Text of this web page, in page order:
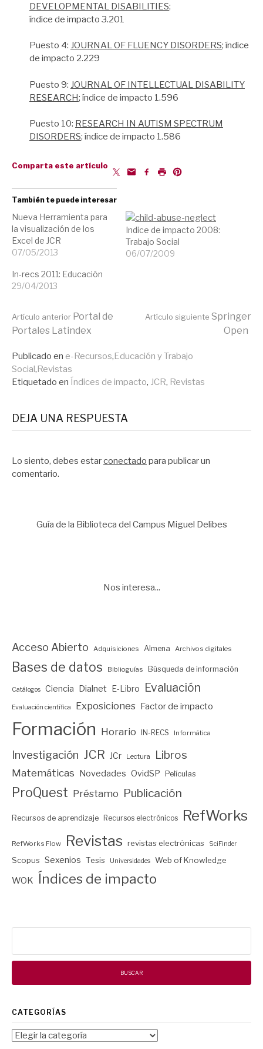
DEVELOPMENTAL DISABILITIES;
índice de impacto 3.201
Puesto 4: JOURNAL OF FLUENCY DISORDERS; índice
de impacto 2.229
Puesto 9: JOURNAL OF INTELLECTUAL DISABILITY
RESEARCH; índice de impacto 1.596
Puesto 10: RESEARCH IN AUTISM SPECTRUM
DISORDERS; índice de impacto 1.586
Comparta este artículo
También te puede interesar
Nueva Herramienta para
la visualización de los
Excel de JCR
07/05/2013
Indice de impacto 2008:
Trabajo Social
06/07/2009
In-recs 2011: Educación
29/04/2013
Seguir
leyendo
Artículo anterior Portal de
Portales Latindex
Artículo siguiente Springer
Open
Publicado en e-Recursos,Educación y Trabajo
Social,Revistas
Etiquetado en Índices de impacto, JCR, Revistas
DEJA UNA RESPUESTA
Lo siento, debes estarconectado para publicar un
comentario.
Guía de la Biblioteca del Campus Miguel Delibes
Nos interesa...
Acceso Abierto Adquisiciones Almena Archivos digitales
Bases de datos Biblioguías Búsqueda de información
Catálogos Ciencia Dialnet E-Libro Evaluación
Evaluación científica Exposiciones Factor de impacto
Formación Horario IN-RECS Informática
Investigación JCR JCr Lectura Libros
Matemáticas Novedades OvidSP Películas
ProQuest Préstamo Publicación
Recursos de aprendizaje Recursos electrónicos RefWorks
RefWorks Flow Revistas revistas electrónicas SciFinder
Scopus Sexenios Tesis Universidades Web of Knowledge
WOK Índices de impacto
CATEGORÍAS
Categorías